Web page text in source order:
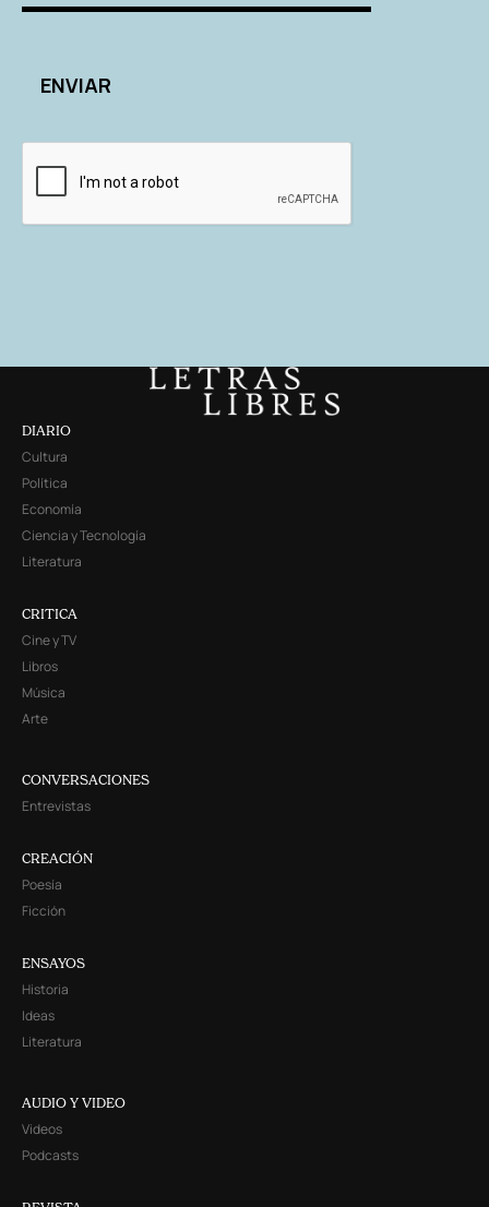
DIARIO
Cultura
Política
Economía
Ciencia y Tecnología
Literatura
CRITICA
Cine y TV
Libros
Música
Arte
CONVERSACIONES
Entrevistas
CREACIÓN
Poesía
Ficción
ENSAYOS
Historia
Ideas
Literatura
AUDIO Y VIDEO
Videos
Podcasts